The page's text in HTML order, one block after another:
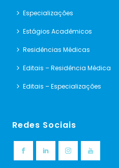
Especializações
Estágios Acadêmicos
Residências Médicas
Editais – Residência Médica
Editais – Especializações
Redes Sociais